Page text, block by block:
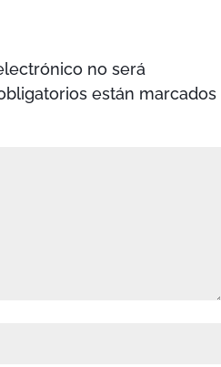
no será
están marcados